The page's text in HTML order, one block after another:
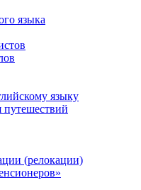
языка
языку
путешествий
(релокации)